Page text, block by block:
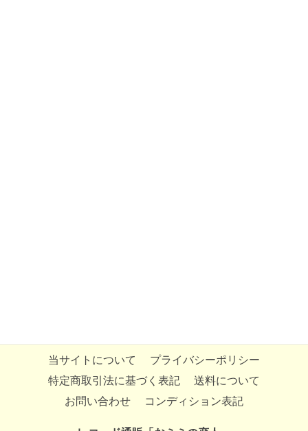
当サイトについて
プライバシーポリシー
特定商取引法に基づく表記
送料について
お問い合わせ
コンディション表記